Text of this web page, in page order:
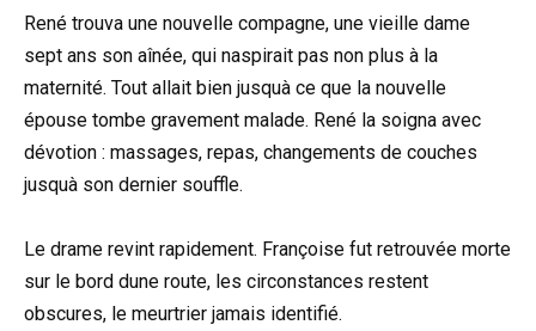
René trouva une nouvelle compagne, une vieille dame
sept ans son aînée, qui naspirait pas non plus à la
maternité. Tout allait bien jusquà ce que la nouvelle
épouse tombe gravement malade. René la soigna avec
dévotion : massages, repas, changements de couches
jusquà son dernier souffle.
Le drame revint rapidement. Françoise fut retrouvée morte
sur le bord dune route, les circonstances restent
obscures, le meurtrier jamais identifié.